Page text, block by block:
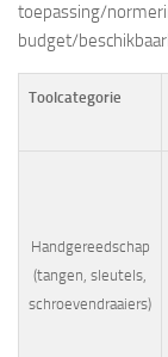
toepassing/
budget/
Toolcategorie
Handgereedschap
(tangen, sleutels,
schroevendraaiers)